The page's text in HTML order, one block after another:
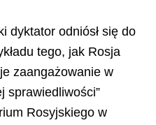
dyktator odniósł się do
tego, jak Rosja
zaangażowanie w
sprawiedliwości”
Rosyjskiego w